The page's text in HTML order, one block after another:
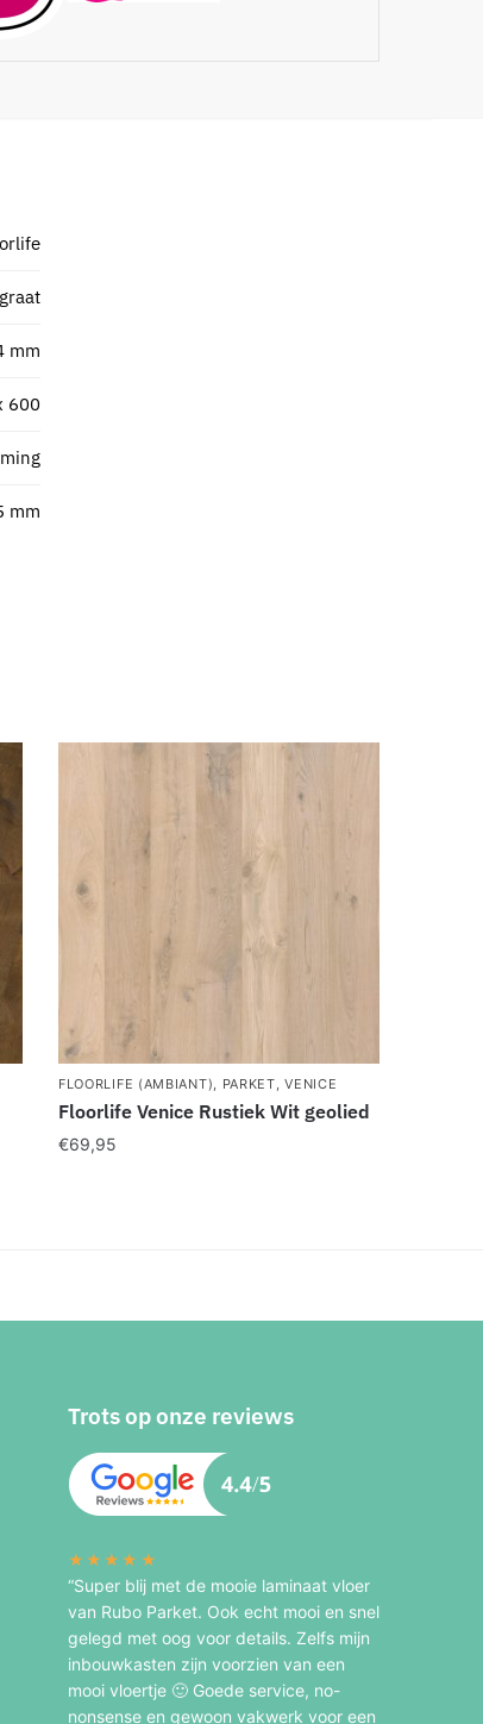
mm
600
mm
FLOORLIFE (AMBIANT) PARKET ,VENICE
Floorlife Venice Rustiek Wit geolied
€69,95
Trots op onze reviews
★★★★★
“Super blij met de mooie laminaat vloer
van Rubo Parket. Ook echt mooi en snel
gelegd met oog voor details. Zelfs mijn
inbouwkasten zijn voorzien van een
mooi vloertje 🙂 Goede service, no-
nonsense en gewoon vakwerk voor een